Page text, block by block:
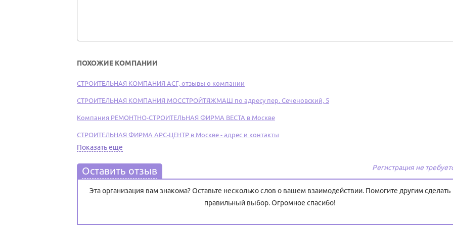
ПОХОЖИЕ КОМПАНИИ
СТРОИТЕЛЬНАЯ КОМПАНИЯ АСГ, отзывы о компании
СТРОИТЕЛЬНАЯ КОМПАНИЯ МОССТРОЙТЯЖМАШ по адресу пер. Сеченовский, 5
Компания РЕМОНТНО-СТРОИТЕЛЬНАЯ ФИРМА ВЕСТА в Москве
СТРОИТЕЛЬНАЯ ФИРМА АРС-ЦЕНТР в Москве - адрес и контакты
Показать еще
Регистрация не
Оставить отзыв
Эта организация вам знакома? Оставьте несколько слов о вашем взаимодействии. Помогите другим сделать
правильный выбор. Огромное спасибо!